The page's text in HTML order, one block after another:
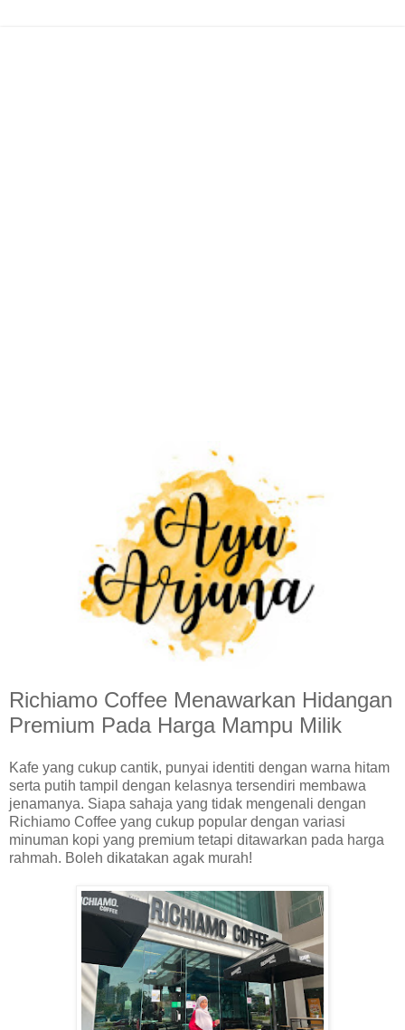
Richiamo Coffee Menawarkan Hidangan
Premium Pada Harga Mampu Milik
Kafe yang cukup cantik, punyai identiti dengan warna hitam
serta putih tampil dengan kelasnya tersendiri membawa
jenamanya. Siapa sahaja yang tidak mengenali dengan
Richiamo Coffee yang cukup popular dengan variasi
minuman kopi yang premium tetapi ditawarkan pada harga
rahmah. Boleh dikatakan agak murah!